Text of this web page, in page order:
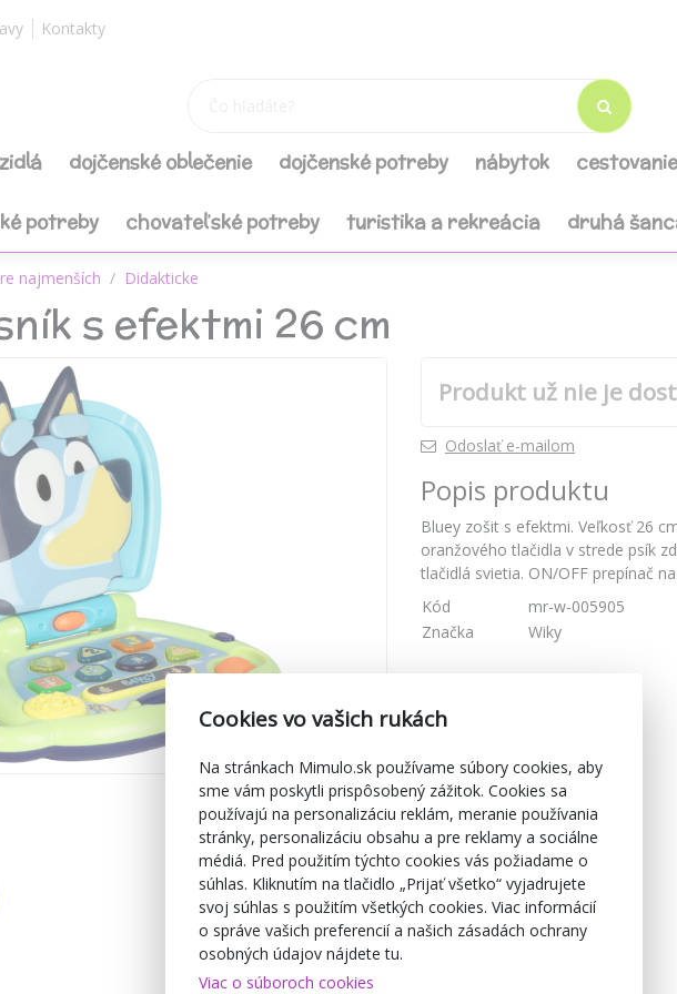
Kontakty
dojčenské oblečenie dojčenské potreby nábytok cestovanie
potreby chovateľské potreby turistika a rekreácia druhá
najmenších Didakticke
s efektmi 26 cm
Produkt už nie je
Odoslať e-mailom
Popis produktu
Bluey zošit s efektmi. Veľkosť 26
oranžového tlačidla v strede psík
tlačidlá svietia. ON/OFF prepínač
Kód
mr-w-005905
Značka
Wiky
Cookies vo vašich rukách
Na stránkach Mimulo.sk používame súbory cookies, aby
sme vám poskytli prispôsobený zážitok. Cookies sa
používajú na personalizáciu reklám, meranie používania
stránky, personalizáciu obsahu a pre reklamy a sociálne
médiá. Pred použitím týchto cookies vás požiadame o
súhlas. Kliknutím na tlačidlo „Prijať všetko“ vyjadrujete
svoj súhlas s použitím všetkých cookies. Viac informácií
o správe vašich preferencií a našich zásadách ochrany
osobných údajov nájdete tu.
Viac o súboroch cookies